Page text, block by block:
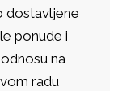
dostavljene
ponude i
na
radu